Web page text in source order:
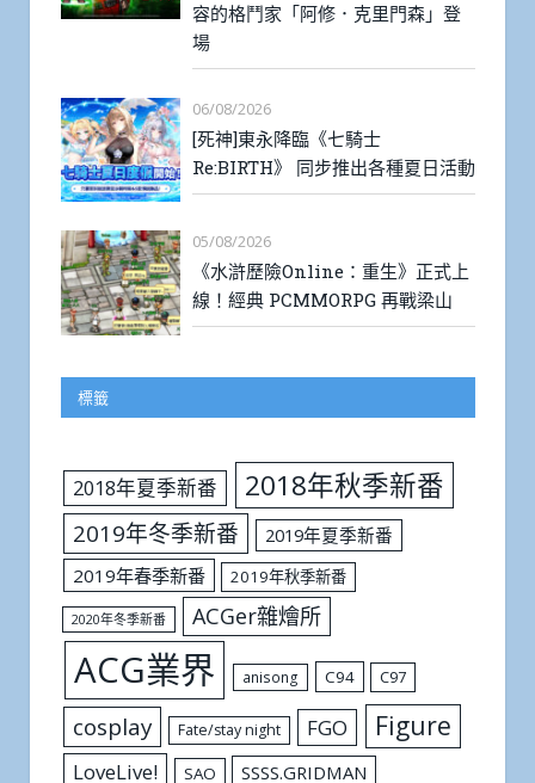
容的格鬥家「阿修．克里門森」登
場
06/08/2026
[死神]東永降臨《七騎士
Re:BIRTH》 同步推出各種夏日活動
05/08/2026
《水滸歷險Online：重生》正式上
線！經典 PCMMORPG 再戰梁山
標籤
2018年夏季新番 2018年秋季新番
2019年冬季新番
2019年夏季新番
2019年春季新番
2019年秋季新番
2020年冬季新番 ACGer雜燴所
ACG業界 anisong C94 C97
cosplay Fate/stay night FGO Figure
LoveLive! SAO SSSS.GRIDMAN